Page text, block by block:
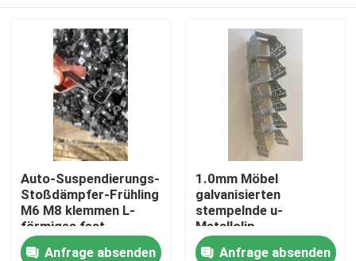
Auto-Suspendierungs-
Stoßdämpfer-Frühling
M6 M8 klemmen L-
förmiges fest
Anfrage absenden
1.0mm Möbel
galvanisierten
stempelnde u-
Metallclip-
Stahlklammer
Anfrage absenden